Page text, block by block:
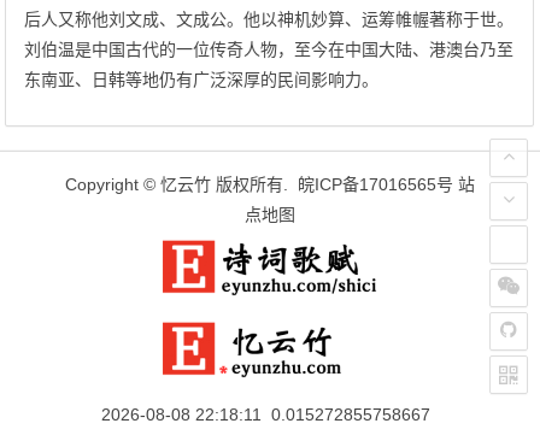
后人又称他刘文成、文成公。他以神机妙算、运筹帷幄著称于世。
刘伯温是中国古代的一位传奇人物，至今在中国大陆、港澳台乃至
东南亚、日韩等地仍有广泛深厚的民间影响力。
Copyright © 忆云竹 版权所有. 皖ICP备17016565号 站
点地图
2026-08-08 22:18:11 0.015272855758667